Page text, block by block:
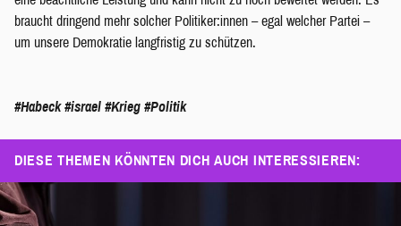
braucht dringend mehr solcher Politiker:innen – egal welcher Partei –
um unsere Demokratie langfristig zu schützen.
#Habeck #israel #Krieg #Politik
DIESE THEMEN KÖNNTEN DICH AUCH INTERESSIEREN: